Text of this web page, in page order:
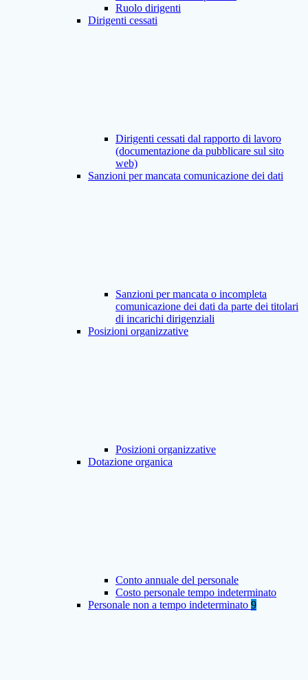
Ruolo dirigenti
Dirigenti cessati
Dirigenti cessati dal rapporto di lavoro
(documentazione da pubblicare sul sito
web)
Sanzioni per mancata comunicazione dei dati
Sanzioni per mancata o incompleta
comunicazione dei dati da parte dei titolari
di incarichi dirigenziali
Posizioni organizzative
Posizioni organizzative
Dotazione organica
Conto annuale del personale
Costo personale tempo indeterminato
Personale non a tempo indeterminato 9